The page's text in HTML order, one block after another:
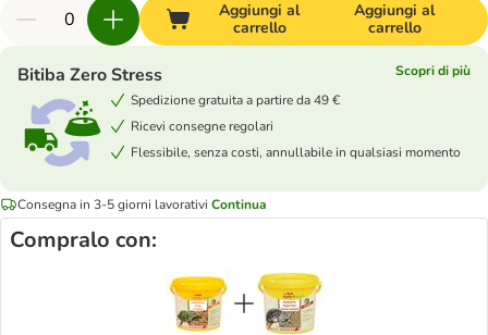
Aggiungi al
carrello
Aggiungi al
carrello
Bitiba Zero Stress
Scopri di più
Spedizione gratuita a partire da 49 €
Ricevi consegne regolari
Flessibile, senza costi, annullabile in qualsiasi momento
Consegna in 3-5 giorni lavorativi Continua
Compralo con: